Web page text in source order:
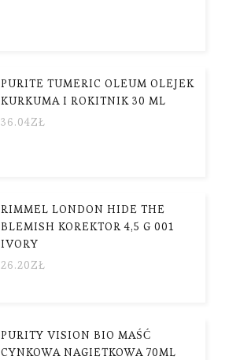
PURITE TUMERIC OLEUM OLEJEK
KURKUMA I ROKITNIK 30 ML
36.04ZŁ
RIMMEL LONDON HIDE THE
BLEMISH KOREKTOR 4,5 G 001
IVORY
26.20ZŁ
PURITY VISION BIO MAŚĆ
CYNKOWA NAGIETKOWA 70ML